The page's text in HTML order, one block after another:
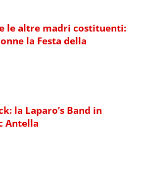
le altre madri costituenti:
la Festa della
la Laparo’s Band in
Antella